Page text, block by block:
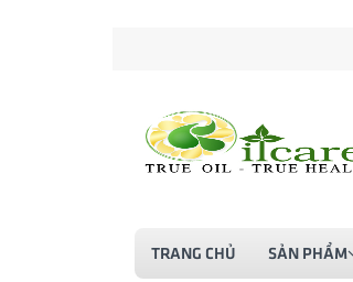
TRANG CHỦ SẢN PHẨM